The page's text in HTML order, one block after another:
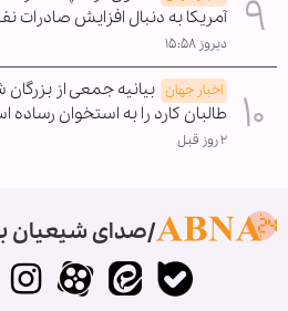
آمریکا به دنبال افزایش صادرات
دیروز ۱۵:۵۸
اخبار جهان بیانیه جمعی از
طالبان کارد را به استخوان رساده
۲ روز قبل
صدای شیعیان